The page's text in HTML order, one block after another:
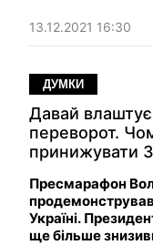
краях.
13.12.2021 16:30
ДУМКИ
Давай
переворот.
принижувати
Пресмарафон
Україні.
ще більше